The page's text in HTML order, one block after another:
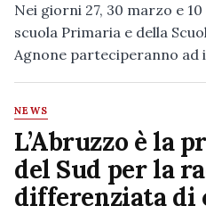
Nei giorni 27, 30 marzo e
scuola Primaria e della
Agnone parteciperanno
NEWS
L’Abruzzo è la
del Sud per la
differenziata di